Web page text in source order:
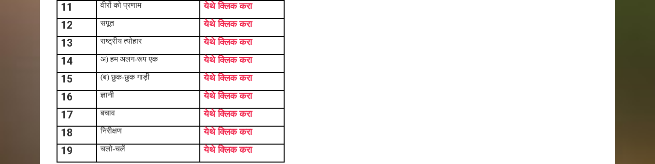
11 वीरों को प्रणाम येथे क्लिक करा
12 सपूत येथे क्लिक करा
13 राष्ट्रीय त्योहार येथे क्लिक करा
14 अ) हम अलग-रूप एक येथे क्लिक करा
15 (ब) छुक-छुक गाड़ी येथे क्लिक करा
16 ज्ञानी येथे क्लिक करा
17 बचाव येथे क्लिक करा
18 निरीक्षण येथे क्लिक करा
19 चलो-चलें येथे क्लिक करा